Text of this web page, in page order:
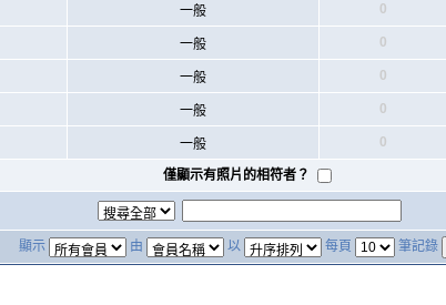
一般 0
一般 0
一般 0
一般 0
一般 0
僅顯示有照片的相符者？
顯示 由 以 每頁 筆記錄